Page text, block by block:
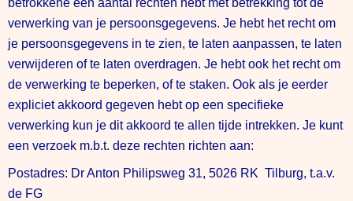
betrokkene een aantal rechten hebt met betrekking tot de
verwerking van je persoonsgegevens. Je hebt het recht om
je persoonsgegevens in te zien, te laten aanpassen, te laten
verwijderen of te laten overdragen. Je hebt ook het recht om
de verwerking te beperken, of te staken. Ook als je eerder
expliciet akkoord gegeven hebt op een specifieke
verwerking kun je dit akkoord te allen tijde intrekken. Je kunt
een verzoek m.b.t. deze rechten richten aan:
Postadres: Dr Anton Philipsweg 31, 5026 RK Tilburg, t.a.v.
de FG